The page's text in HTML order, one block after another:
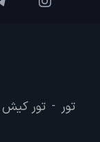
تور تور کیش